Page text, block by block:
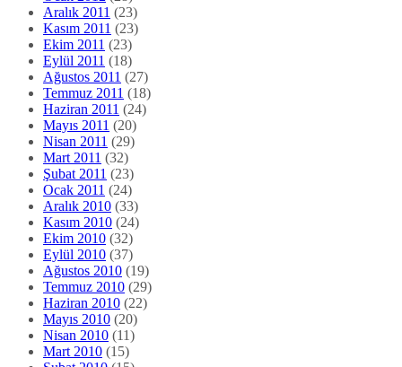
Aralık 2011 (23)
Kasım 2011 (23)
Ekim 2011 (23)
Eylül 2011 (18)
Ağustos 2011 (27)
Temmuz 2011 (18)
Haziran 2011 (24)
Mayıs 2011 (20)
Nisan 2011 (29)
Mart 2011 (32)
Şubat 2011 (23)
Ocak 2011 (24)
Aralık 2010 (33)
Kasım 2010 (24)
Ekim 2010 (32)
Eylül 2010 (37)
Ağustos 2010 (19)
Temmuz 2010 (29)
Haziran 2010 (22)
Mayıs 2010 (20)
Nisan 2010 (11)
Mart 2010 (15)